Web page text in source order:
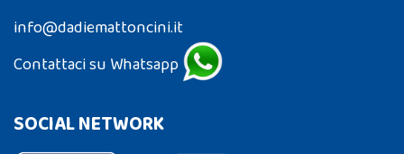
info@dadiemattoncini.it
Contattaci su Whatsapp
SOCIAL NETWORK